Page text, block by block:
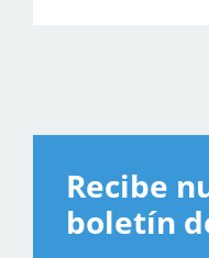
Recibe
boletín